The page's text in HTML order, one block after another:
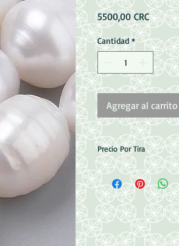
5500,00 CRCPrecio
Cantidad *
Agregar al carrito
Precio Por Tira
Medidas:
Perforacion: 0.5mm
14pzas aprox 18.5cm